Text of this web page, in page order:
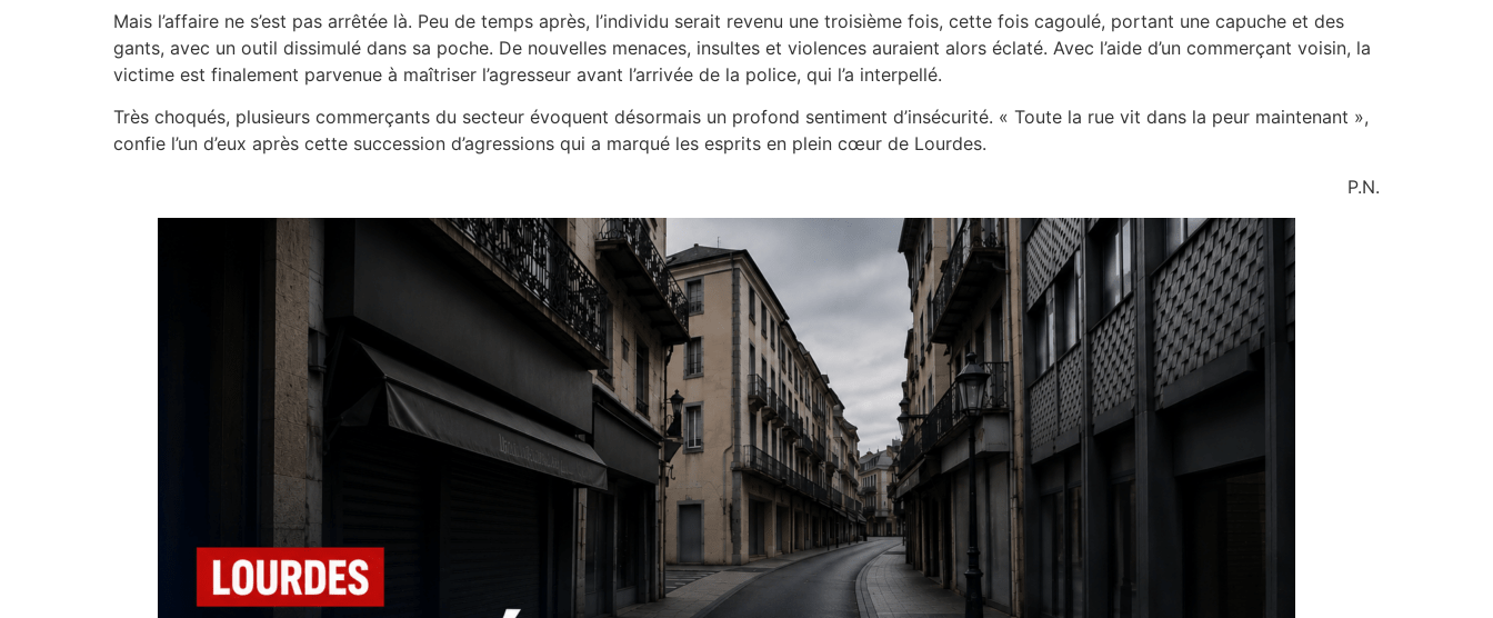
Mais l’affaire ne s’est pas arrêtée là. Peu de temps après, l’individu serait revenu une troisième fois, cette fois cagoulé, portant une capuche et des
gants, avec un outil dissimulé dans sa poche. De nouvelles menaces, insultes et violences auraient alors éclaté. Avec l’aide d’un commerçant voisin, la
victime est finalement parvenue à maîtriser l’agresseur avant l’arrivée de la police, qui l’a interpellé.
Très choqués, plusieurs commerçants du secteur évoquent désormais un profond sentiment d’insécurité. « Toute la rue vit dans la peur maintenant »,
confie l’un d’eux après cette succession d’agressions qui a marqué les esprits en plein cœur de Lourdes.
P.N.